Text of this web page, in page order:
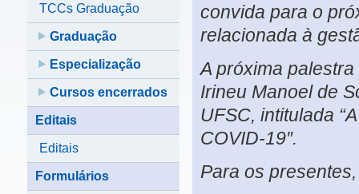
convida para o
relacionada à
A próxima
Irineu Manoel de
UFSC, intitulada
COVID-19″.
Para os
TCCs Graduação
Graduação
Especialização
Cursos encerrados
Editais
Editais
Formulários